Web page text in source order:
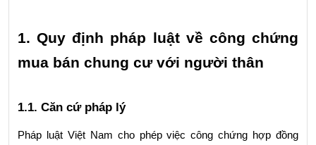
1. Quy định pháp luật về công chứng
mua bán chung cư với người thân
1.1. Căn cứ pháp lý
Pháp luật Việt Nam cho phép việc công chứng hợp đồng